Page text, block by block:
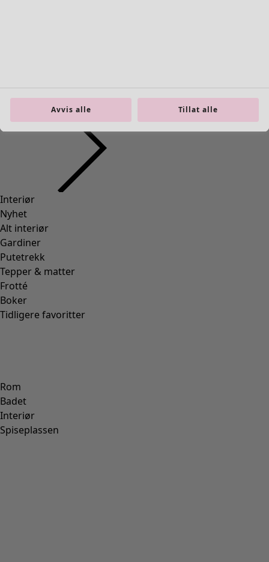
InteriørÅpne meny Interiør
Interiør
Nyhet
Alt interiør
Gardiner
Putetrekk
Tepper & matter
Frotté
Boker
Tidligere favoritter
Rom
Badet
Interiør
Spiseplassen
Avvis alle Tillat alle